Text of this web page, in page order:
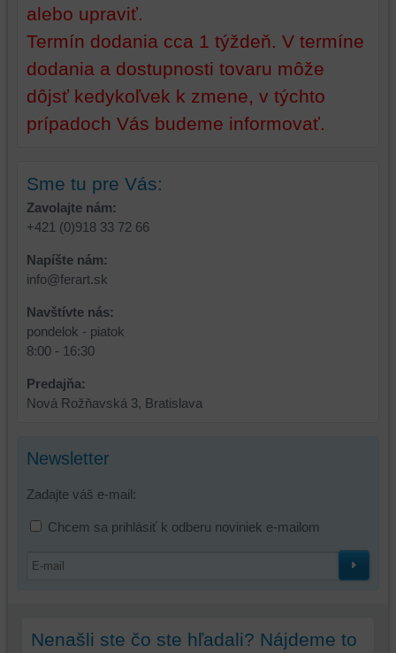
alebo upraviť.
Termín dodania cca 1 týždeň. V termíne
dodania a dostupnosti tovaru môže
dôjsť kedykoľvek k zmene, v týchto
prípadoch Vás budeme informovať.
Sme tu pre Vás:
Zavolajte nám:
+421 (0)918 33 72 66
Napíšte nám:
info@ferart.sk
Navštívte nás:
pondelok - piatok
8:00 - 16:30
Predajňa:
Nová Rožňavská 3, Bratislava
Newsletter
Zadajte váš e-mail:
Chcem sa prihlásiť k odberu noviniek e-mailom
Nenašli ste čo ste hľadali? Nájdeme to
účet
bez
prihlásenia,
používať
skripty
a/alebo
strán,
widgety
atď.